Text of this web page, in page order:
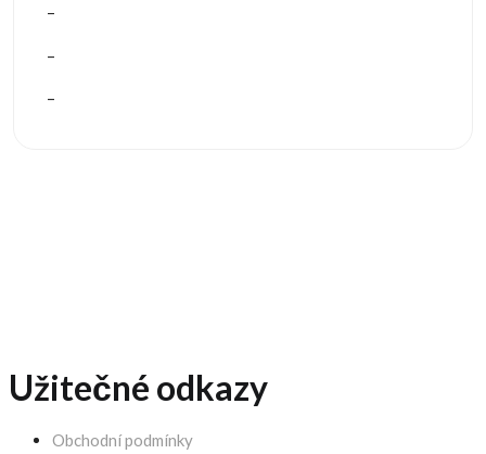
–
–
–
Užitečné odkazy
Obchodní podmínky